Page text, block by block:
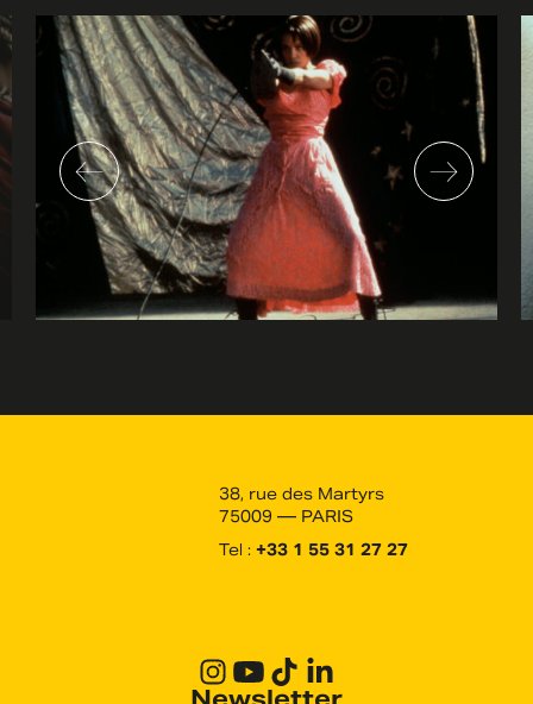
38, rue des Martyrs
75009 — PARIS
Tel : +33 1 55 31 27 27